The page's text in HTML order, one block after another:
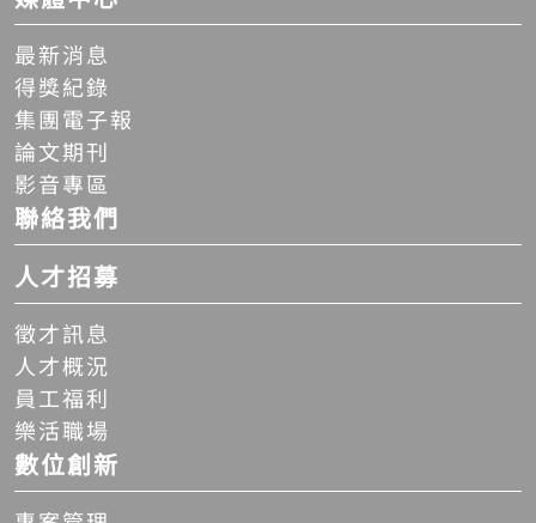
最新消息
得獎紀錄
集團電子報
論文期刊
影音專區
聯絡我們
人才招募
徵才訊息
人才概況
員工福利
樂活職場
數位創新